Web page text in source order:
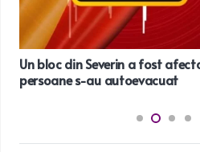
Un bloc din Severin a fost
persoane s-au autoevacuat